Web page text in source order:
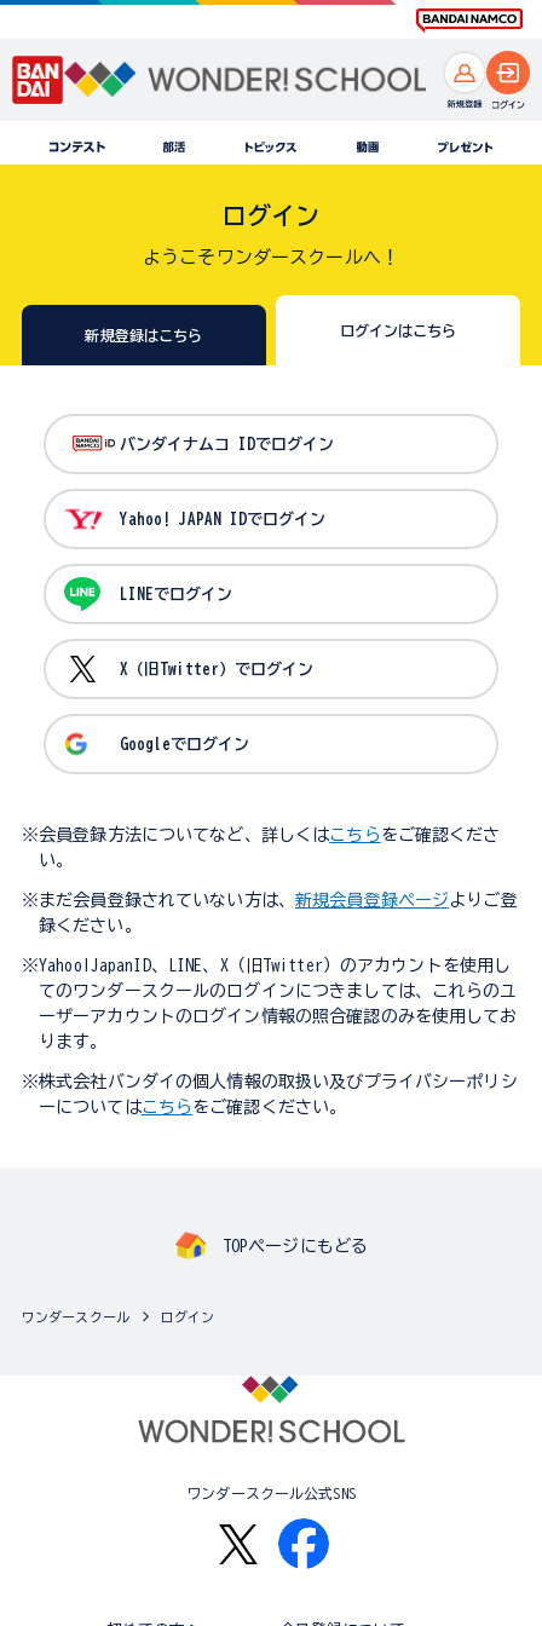
ログイン
ようこそワンダースクールへ！
新規登録はこちら ログインはこちら
バンダイナムコ IDでログイン
Yahoo! JAPAN IDでログイン
LINEでログイン
X（旧Twitter）でログイン
Googleでログイン
※会員登録方法についてなど、詳しくはこちら をご確認くださ
い。
※まだ会員登録されていない方は、 新規会員登録ページ よりご登
録ください。
※Yahoo!JapanID、LINE、X（旧Twitter）のアカウントを使用し
てのワンダースクールのログインにつきましては、これらのユ
ーザーアカウントのログイン情報の照合確認のみを使用してお
ります。
※株式会社バンダイの個人情報の取扱い及びプライバシーポリシ
ーについてはこちら をご確認ください。
TOPページにもどる
ワンダースクール ログイン
ワンダースクール公式SNS